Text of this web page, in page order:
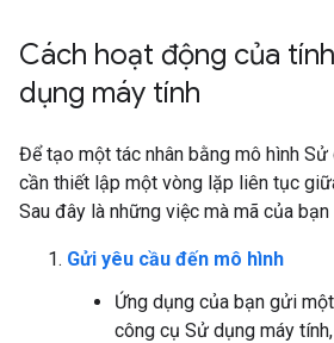
Cách hoạt động của
dụng máy tính
Để tạo một tác nhân bằng mô hình Sử
cần thiết lập một vòng lặp liên tục
Sau đây là những việc mà mã của
Gửi yêu cầu đến mô hình
Ứng dụng của bạn gửi
công cụ Sử dụng máy